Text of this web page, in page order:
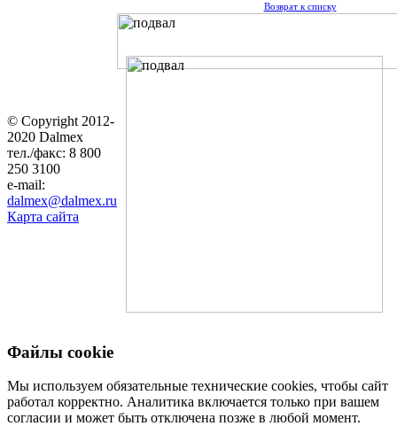
Возврат к списку
© Copyright 2012-
2020 Dalmex
тел./факс: 8 800
250 3100
e-mail:
dalmex@dalmex.ru
Карта сайта
Файлы cookie
Мы используем обязательные технические cookies, чтобы сайт
работал корректно. Аналитика включается только при вашем
согласии и может быть отключена позже в любой момент.